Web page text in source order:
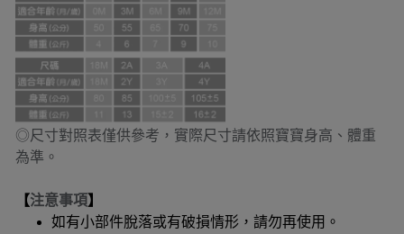
◎尺寸對照表僅供參考，實際尺寸請依照寶寶身高、體重
為準。
【注意事項】
如有小部件脫落或有破損情形，請勿再使用。